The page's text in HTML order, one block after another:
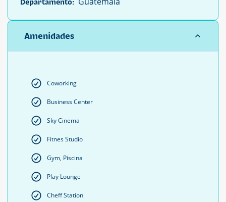
Departamento:
Amenidades
Coworking
Business Center
Sky Cinema
Fitnes Studio
Gym, Piscina
Play Lounge
Cheff Station